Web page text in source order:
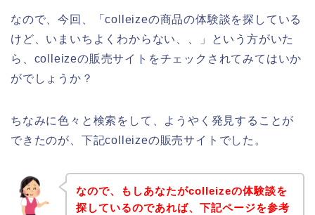
なので、今回、「colleizeの商品の体験談を探している
けど、いまいちよくわからない、、」という方がいた
ら、colleizeの販売サイトをチェックされてみてはいか
がでしょうか？
ちなみに色々と検索をして、ようやく発見することが
できたのが、下記colleizeの販売サイトでした。
なので、もしあなたがcolleizeの体験談を
探しているのであれば、下記ページを参考